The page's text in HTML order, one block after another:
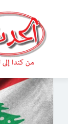
content